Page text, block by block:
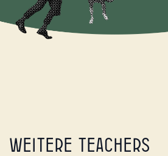
Weitere Teachers